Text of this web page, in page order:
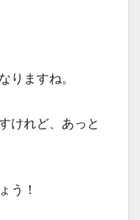
りますね。
けれど、あっと
う！